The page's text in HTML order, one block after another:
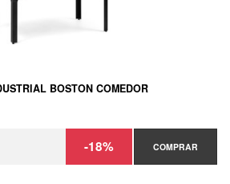
BOSTON COMEDOR
-18% COMPRAR